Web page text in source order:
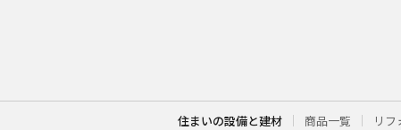
住まいの設備と建材 商品一覧 リフ